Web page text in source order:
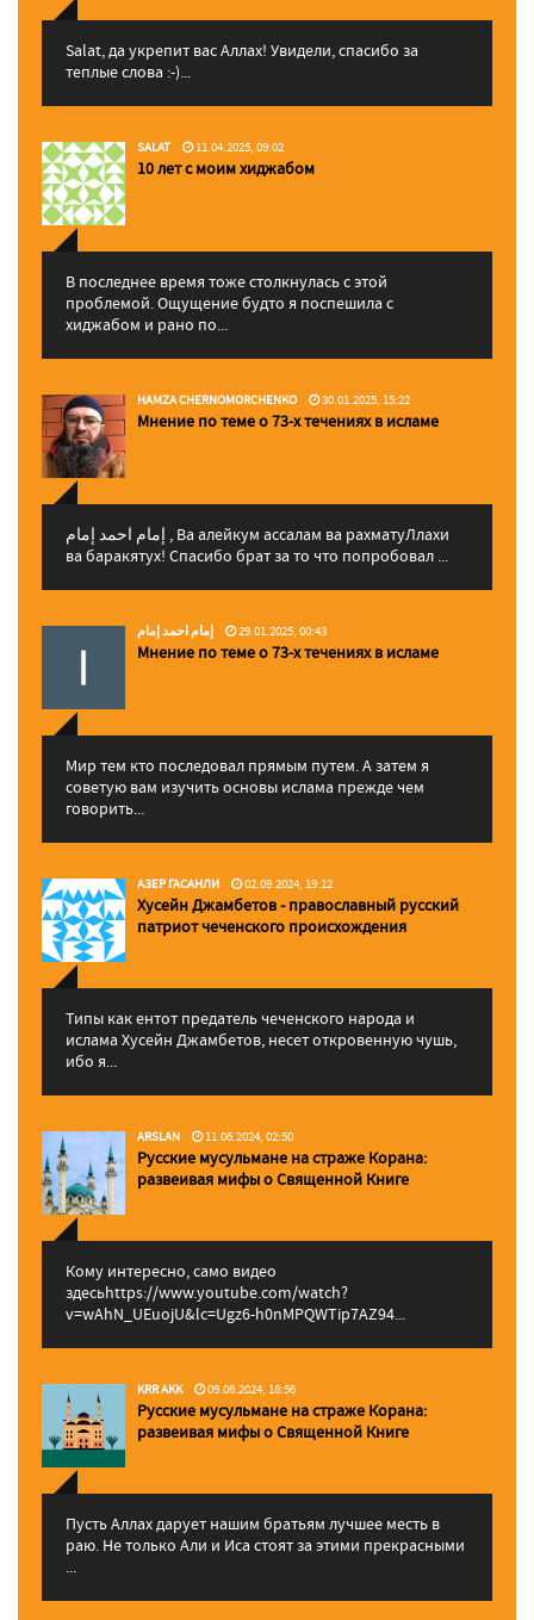
Salat, да укрепит вас Аллаx! Увидели, спасибо за
теплые слова :-)...
SALAT 11.04.2025, 09:02
10 лет с моим хиджабом
В последнее время тоже столкнулась с этой
проблемой. Ощущение будто я поспешила с
хиджабом и рано по...
HAMZA CHERNOMORCHENKO 30.01.2025, 15:22
Мнение по теме о 73-х течениях в исламе
إمام احمد إمام , Ва алейкум ассалам ва рахматуЛлахи
ва баракятух! Спасибо брат за то что попробовал ...
إمام احمد إمام 29.01.2025, 00:43
Мнение по теме о 73-х течениях в исламе
Мир тем кто последовал прямым путем. А затем я
советую вам изучить основы ислама прежде чем
говорить...
АЗЕР ГАСАНЛИ 02.09.2024, 19:12
Хусейн Джамбетов - православный русский
патриот чеченского происхождения
Типы как ентот предатель чеченского народа и
ислама Хусейн Джамбетов, несет откровенную чушь,
ибо я...
ARSLAN 11.06.2024, 02:50
Русские мусульмане на страже Корана:
pазвеивая мифы о Священной Книге
Кому интересно, само видео
здесьhttps://www.youtube.com/watch?
v=wAhN_UEuojU&lc=Ugz6-h0nMPQWTip7AZ94...
KRR AKK 09.06.2024, 18:56
Русские мусульмане на страже Корана:
pазвеивая мифы о Священной Книге
Пусть Аллах дарует нашим братьям лучшее месть в
раю. Не только Али и Иса стоят за этими прекрасными
...